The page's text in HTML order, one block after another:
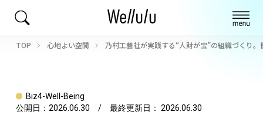
TOP 心地よい空間 乃村工藝社が実践する“人財が宝”の組織づくり
Biz4-Well-Being
公開日： 2026.06.30 / 最終更新日： 2026.06.30